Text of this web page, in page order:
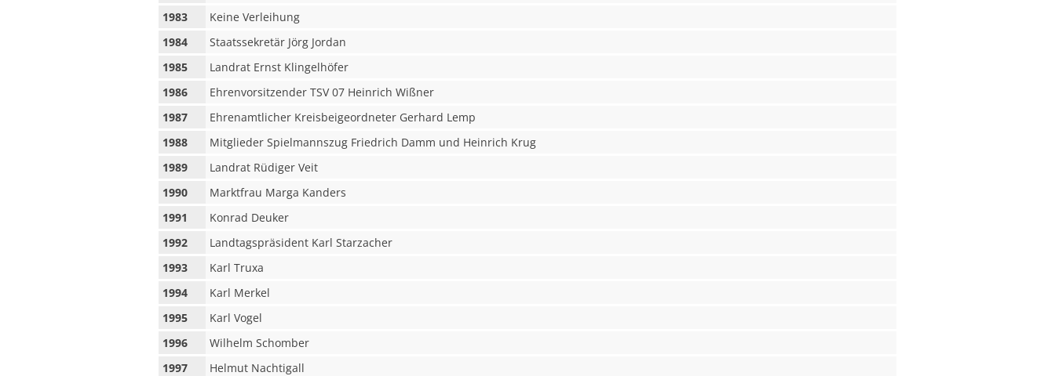
1983
Keine Verleihung
1984
Staatssekretär Jörg Jordan
1985
Landrat Ernst Klingelhöfer
1986
Ehrenvorsitzender TSV 07 Heinrich Wißner
1987
Ehrenamtlicher Kreisbeigeordneter Gerhard Lemp
1988
Mitglieder Spielmannszug Friedrich Damm und Heinrich Krug
1989
Landrat Rüdiger Veit
1990
Marktfrau Marga Kanders
1991
Konrad Deuker
1992
Landtagspräsident Karl Starzacher
1993
Karl Truxa
1994
Karl Merkel
1995
Karl Vogel
1996
Wilhelm Schomber
1997
Helmut Nachtigall